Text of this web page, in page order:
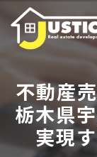
不動産
栃木県
実現